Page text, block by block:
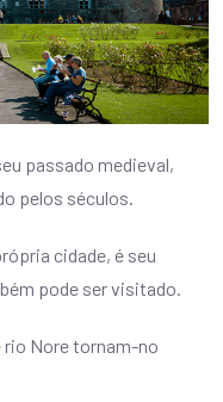
passado medieval,
pelos séculos.
cidade, é seu
pode ser visitado.
rio Nore tornam-no